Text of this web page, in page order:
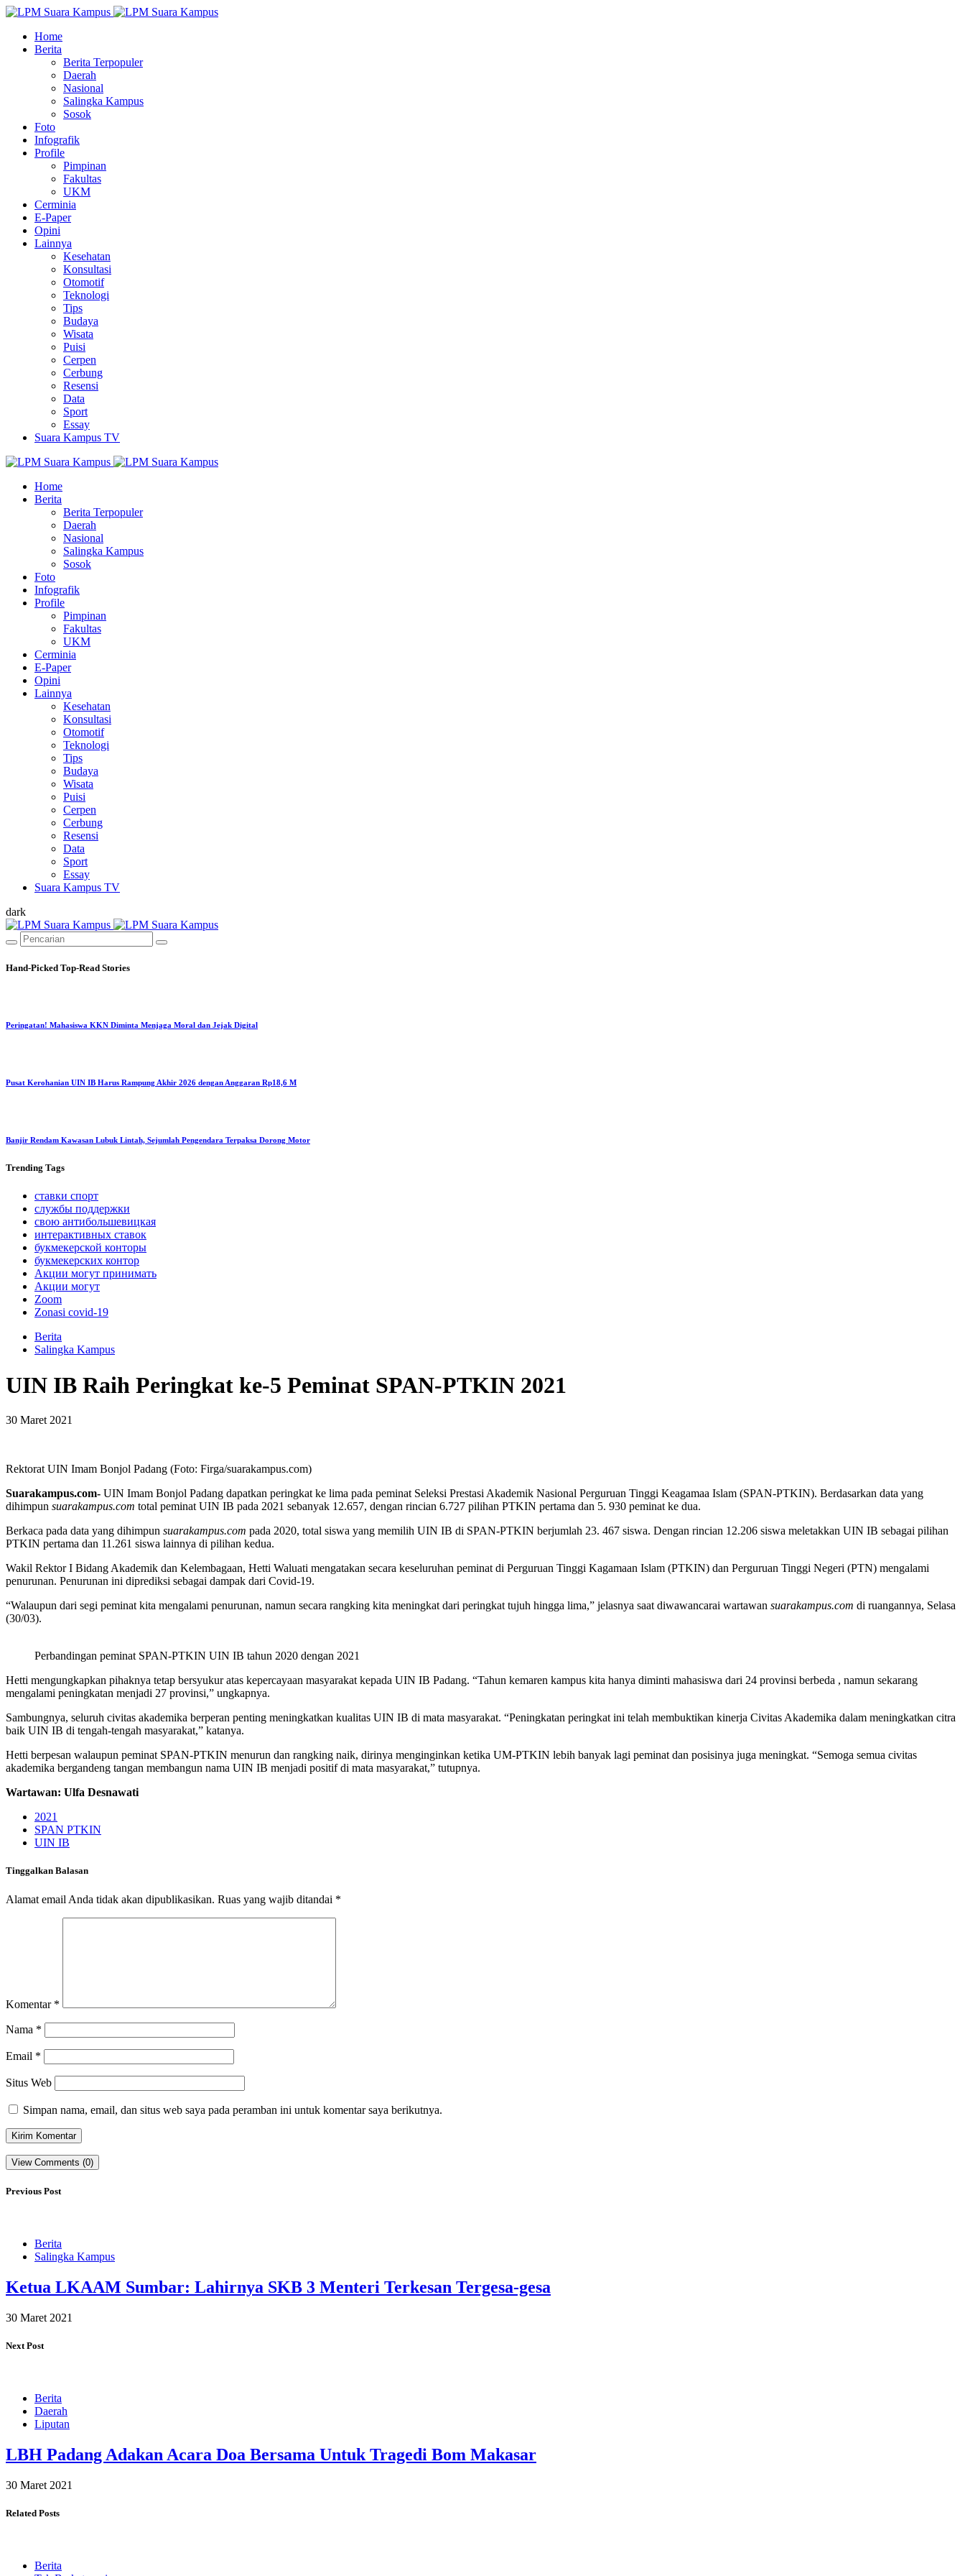
Home
Berita
Berita Terpopuler
Daerah
Nasional
Salingka Kampus
Sosok
Foto
Infografik
Profile
Pimpinan
Fakultas
UKM
Cerminia
E-Paper
Opini
Lainnya
Kesehatan
Konsultasi
Otomotif
Teknologi
Tips
Budaya
Wisata
Puisi
Cerpen
Cerbung
Resensi
Data
Sport
Essay
Suara Kampus TV
Home
Berita
Berita Terpopuler
Daerah
Nasional
Salingka Kampus
Sosok
Foto
Infografik
Profile
Pimpinan
Fakultas
UKM
Cerminia
E-Paper
Opini
Lainnya
Kesehatan
Konsultasi
Otomotif
Teknologi
Tips
Budaya
Wisata
Puisi
Cerpen
Cerbung
Resensi
Data
Sport
Essay
Suara Kampus TV
dark
Hand-Picked Top-Read Stories
Peringatan! Mahasiswa KKN Diminta Menjaga Moral dan Jejak Digital
Pusat Kerohanian UIN IB Harus Rampung Akhir 2026 dengan Anggaran Rp18,6 M
Banjir Rendam Kawasan Lubuk Lintah, Sejumlah Pengendara Terpaksa Dorong Motor
Trending Tags
ставки спорт
службы поддержки
свою антибольшевицкая
интерактивных ставок
букмекерской конторы
букмекерских контор
Акции могут принимать
Акции могут
Zoom
Zonasi covid-19
Berita
Salingka Kampus
UIN IB Raih Peringkat ke-5 Peminat SPAN-PTKIN 2021
30 Maret 2021
Rektorat UIN Imam Bonjol Padang (Foto: Firga/suarakampus.com)
Suarakampus.com- UIN Imam Bonjol Padang dapatkan peringkat ke lima pada peminat Seleksi Prestasi Akademik Nasional Perguruan Tinggi Keagamaa Islam (SPAN-PTKIN). Berdasarkan data yang
dihimpun suarakampus.com total peminat UIN IB pada 2021 sebanyak 12.657, dengan rincian 6.727 pilihan PTKIN pertama dan 5. 930 peminat ke dua.
Berkaca pada data yang dihimpun suarakampus.com pada 2020, total siswa yang memilih UIN IB di SPAN-PTKIN berjumlah 23. 467 siswa. Dengan rincian 12.206 siswa meletakkan UIN IB sebagai pilihan
PTKIN pertama dan 11.261 siswa lainnya di pilihan kedua.
Wakil Rektor I Bidang Akademik dan Kelembagaan, Hetti Waluati mengatakan secara keseluruhan peminat di Perguruan Tinggi Kagamaan Islam (PTKIN) dan Perguruan Tinggi Negeri (PTN) mengalami
penurunan. Penurunan ini diprediksi sebagai dampak dari Covid-19.
“Walaupun dari segi peminat kita mengalami penurunan, namun secara rangking kita meningkat dari peringkat tujuh hingga lima,” jelasnya saat diwawancarai wartawan suarakampus.com di ruangannya, Selasa
(30/03).
Perbandingan peminat SPAN-PTKIN UIN IB tahun 2020 dengan 2021
Hetti mengungkapkan pihaknya tetap bersyukur atas kepercayaan masyarakat kepada UIN IB Padang. “Tahun kemaren kampus kita hanya diminti mahasiswa dari 24 provinsi berbeda , namun sekarang
mengalami peningkatan menjadi 27 provinsi,” ungkapnya.
Sambungnya, seluruh civitas akademika berperan penting meningkatkan kualitas UIN IB di mata masyarakat. “Peningkatan peringkat ini telah membuktikan kinerja Civitas Akademika dalam meningkatkan citra
baik UIN IB di tengah-tengah masyarakat,” katanya.
Hetti berpesan walaupun peminat SPAN-PTKIN menurun dan rangking naik, dirinya menginginkan ketika UM-PTKIN lebih banyak lagi peminat dan posisinya juga meningkat. “Semoga semua civitas
akademika bergandeng tangan membangun nama UIN IB menjadi positif di mata masyarakat,” tutupnya.
Wartawan: Ulfa Desnawati
2021
SPAN PTKIN
UIN IB
Tinggalkan Balasan
Alamat email Anda tidak akan dipublikasikan. Ruas yang wajib ditandai *
Komentar *
Nama *
Email *
Situs Web
Simpan nama, email, dan situs web saya pada peramban ini untuk komentar saya berikutnya.
View Comments (0)
Previous Post
Berita
Salingka Kampus
Ketua LKAAM Sumbar: Lahirnya SKB 3 Menteri Terkesan Tergesa-gesa
30 Maret 2021
Next Post
Berita
Daerah
Liputan
LBH Padang Adakan Acara Doa Bersama Untuk Tragedi Bom Makasar
30 Maret 2021
Related Posts
Berita